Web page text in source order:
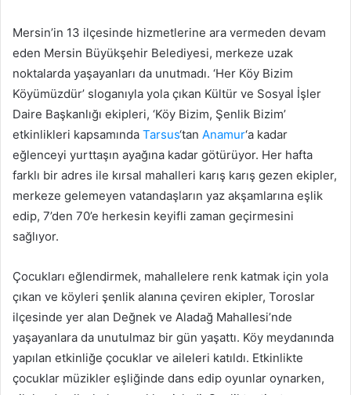
Mersin’in 13 ilçesinde hizmetlerine ara vermeden devam
eden Mersin Büyükşehir Belediyesi, merkeze uzak
noktalarda yaşayanları da unutmadı. ‘Her Köy Bizim
Köyümüzdür’ sloganıyla yola çıkan Kültür ve Sosyal İşler
Daire Başkanlığı ekipleri, ‘Köy Bizim, Şenlik Bizim’
etkinlikleri kapsamında Tarsus‘tan Anamur‘a kadar
eğlenceyi yurttaşın ayağına kadar götürüyor. Her hafta
farklı bir adres ile kırsal mahalleri karış karış gezen ekipler,
merkeze gelemeyen vatandaşların yaz akşamlarına eşlik
edip, 7’den 70’e herkesin keyifli zaman geçirmesini
sağlıyor.
Çocukları eğlendirmek, mahallelere renk katmak için yola
çıkan ve köyleri şenlik alanına çeviren ekipler, Toroslar
ilçesinde yer alan Değnek ve Aladağ Mahallesi’nde
yaşayanlara da unutulmaz bir gün yaşattı. Köy meydanında
yapılan etkinliğe çocuklar ve aileleri katıldı. Etkinlikte
çocuklar müzikler eşliğinde dans edip oyunlar oynarken,